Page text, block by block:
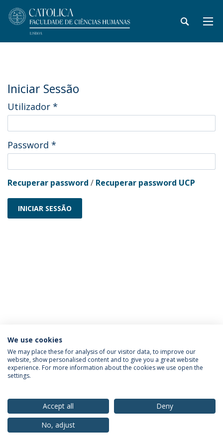
Iniciar Sessão
Utilizador *
Password *
Recuperar password / Recuperar password UCP
INICIAR SESSÃO
Política de Privacidade
Termos & Condições
Direitos do Titular dos Dados
© 2026 Universidade Católica Portuguesa
We use cookies
We may place these for analysis of our visitor data, to improve our
website, show personalised content and to give you a great website
experience. For more information about the cookies we use open the
settings.
Accept all
Deny
No, adjust